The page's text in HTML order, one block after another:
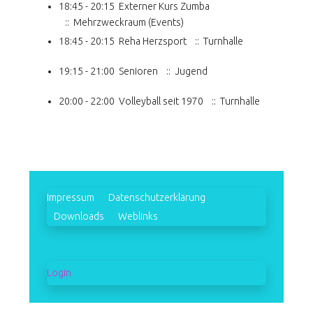
18:45 - 20:15 Externer Kurs Zumba
:: Mehrzweckraum (Events)
18:45 - 20:15 Reha Herzsport :: Turnhalle
19:15 - 21:00 Senioren :: Jugend
20:00 - 22:00 Volleyball seit 1970 :: Turnhalle
Impressum
Datenschutzerklärung
Downloads
Weblinks
Login